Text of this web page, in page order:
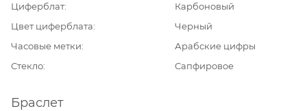
Циферблат
Карбоновый
Цвет циферблата
Черный
Часовые метки
Арабские цифры
Стекло
Сапфировое
Браслет